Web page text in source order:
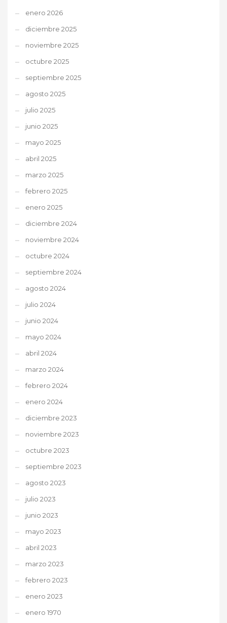
enero 2026
diciembre 2025
noviembre 2025
octubre 2025
septiembre 2025
agosto 2025
julio 2025
junio 2025
mayo 2025
abril 2025
marzo 2025
febrero 2025
enero 2025
diciembre 2024
noviembre 2024
octubre 2024
septiembre 2024
agosto 2024
julio 2024
junio 2024
mayo 2024
abril 2024
marzo 2024
febrero 2024
enero 2024
diciembre 2023
noviembre 2023
octubre 2023
septiembre 2023
agosto 2023
julio 2023
junio 2023
mayo 2023
abril 2023
marzo 2023
febrero 2023
enero 2023
enero 1970